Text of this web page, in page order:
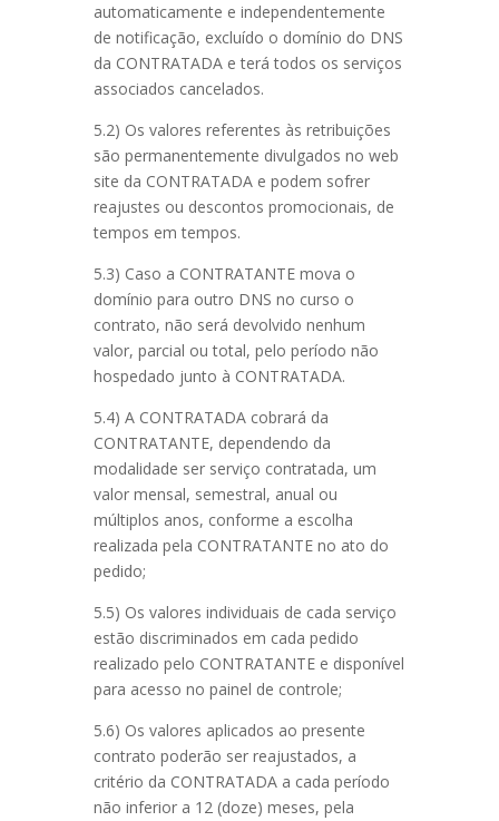
automaticamente e independentemente
de notificação, excluído o domínio do DNS
da CONTRATADA e terá todos os serviços
associados cancelados.
5.2) Os valores referentes às retribuições
são permanentemente divulgados no web
site da CONTRATADA e podem sofrer
reajustes ou descontos promocionais, de
tempos em tempos.
5.3) Caso a CONTRATANTE mova o
domínio para outro DNS no curso o
contrato, não será devolvido nenhum
valor, parcial ou total, pelo período não
hospedado junto à CONTRATADA.
5.4) A CONTRATADA cobrará da
CONTRATANTE, dependendo da
modalidade ser serviço contratada, um
valor mensal, semestral, anual ou
múltiplos anos, conforme a escolha
realizada pela CONTRATANTE no ato do
pedido;
5.5) Os valores individuais de cada serviço
estão discriminados em cada pedido
realizado pelo CONTRATANTE e disponível
para acesso no painel de controle;
5.6) Os valores aplicados ao presente
contrato poderão ser reajustados, a
critério da CONTRATADA a cada período
não inferior a 12 (doze) meses, pela